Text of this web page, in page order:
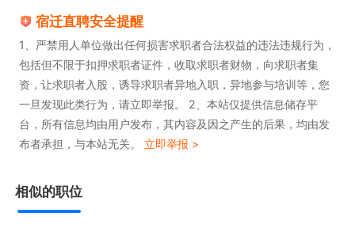
宿迁直聘安全提醒
1、严禁用人单位做出任何损害求职者合法权益的违法违规行为，
包括但不限于扣押求职者证件，收取求职者财物，向求职者集
资，让求职者入股，诱导求职者异地入职，异地参与培训等，您
一旦发现此类行为，请立即举报。 2、本站仅提供信息储存平
台，所有信息均由用户发布，其内容及因之产生的后果，均由发
布者承担，与本站无关。 立即举报 >
相似的职位